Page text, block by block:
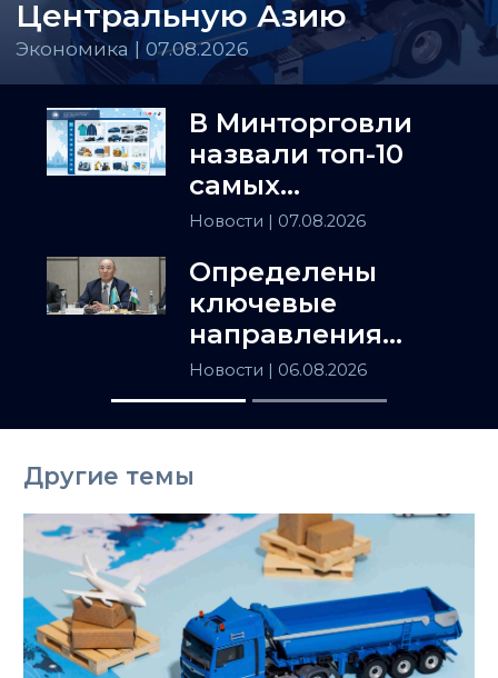
Центральную Азию
Экономика | 07.08.2026
В Минторговли
назвали топ-10
самых
популярных
Казахстане
Новости | 07.08.2026
Определены
ключевые
направления
сотрудничества
Астаны и
Ташкента
Новости | 06.08.2026
Другие темы